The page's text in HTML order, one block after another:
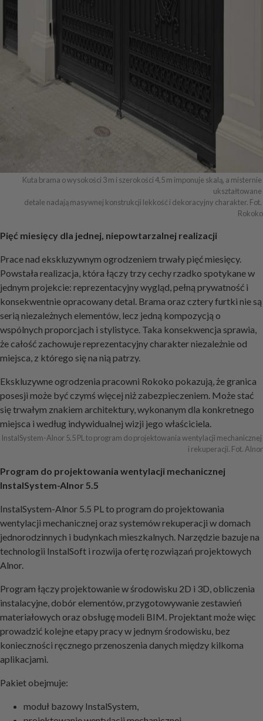
Kuta brama o wysokości 3 m i szerokości 4,5 m imponuje skalą, a misternie
ukształtowane
detale nadają masywnej konstrukcji lekkość i dekoracyjny charakter. Fot.
Rokoko
Pięć miesięcy dla jednej, niepowtarzalnej realizacji
Prace nad ekskluzywnym ogrodzeniem trwały pięć miesięcy.
Powstała realizacja, która łączy trzy cechy rzadko spotykane w
jednym projekcie: reprezentacyjny wygląd, pełną prywatność i
konsekwentnie opracowany detal. Brama oraz cztery furtki nie są
serią niezależnych elementów, lecz jedną kompozycją o
wspólnych proporcjach i stylistyce. Taka konsekwencja sprawia,
że całość zachowuje reprezentacyjny charakter niezależnie od
miejsca, z którego się na nią patrzy.
Ekskluzywne ogrodzenia pracowni Rokoko pokazują, że granica
posesji może być czymś więcej niż zabezpieczeniem. Może stać
się trwałym znakiem architektury, wykonanym dla konkretnego
miejsca i według indywidualnej wizji jego właściciela.
InstalSystem-Alnor 5.5 PL to program do projektowania wentylacji mechanicznej
i rekuperacji. Fot. Alnor
Program do projektowania wentylacji mechanicznej
InstalSystem-Alnor 5.5
InstalSystem-Alnor 5.5 PL to program do projektowania
wentylacji mechanicznej oraz systemów rekuperacji w domach
jednorodzinnych i budynkach mieszkalnych. Narzędzie bazuje na
technologii InstalSoft i rozwija ofertę rozwiązań projektowych
Alnor.
Program łączy projektowanie w środowisku 2D i 3D, obliczenia
instalacyjne, dobór elementów, przygotowywanie zestawień
materiałowych oraz obsługę modeli BIM. Projektant może więc
prowadzić kolejne etapy pracy w jednym środowisku, bez
konieczności ręcznego przenoszenia danych między kilkoma
aplikacjami.
Pakiet obejmuje:
moduł bazowy InstalSystem,